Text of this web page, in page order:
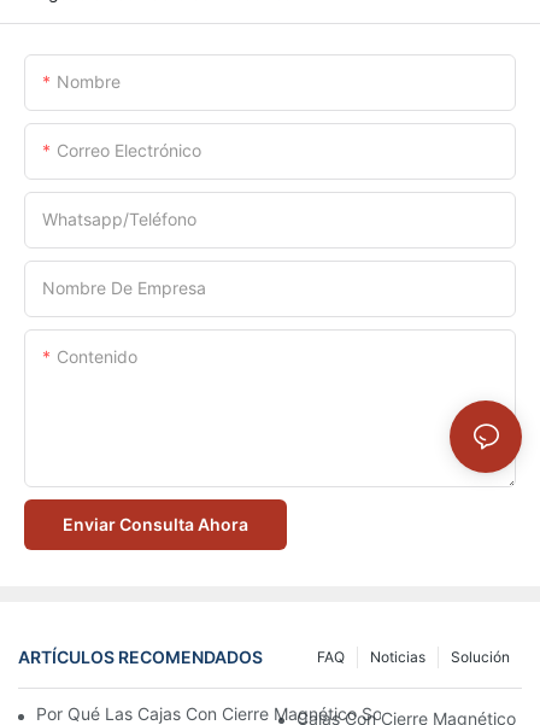
Nombre
Correo Electrónico
Whatsapp/Teléfono
Nombre De Empresa
Contenido
Enviar Consulta Ahora
ARTÍCULOS RECOMENDADOS Solución
Noticias
FAQ
Por Qué Las Cajas Con Cierre Magnético Son La Mejor Opción
Cajas Con Cierre Magnético